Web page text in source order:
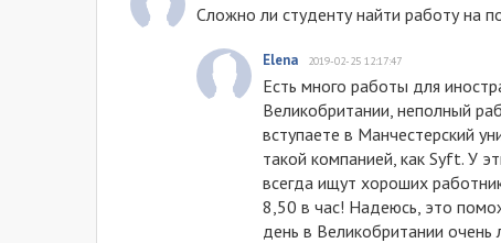
Сложно ли студенту найти работу на
Elena 2019-02-25 12:17:47
Есть много работы для
Великобритании, неполный
вступаете в Манчестерский
такой компанией, как Syft. У
всегда ищут хороших
8,50 в час! Надеюсь, это
день в Великобритании очень